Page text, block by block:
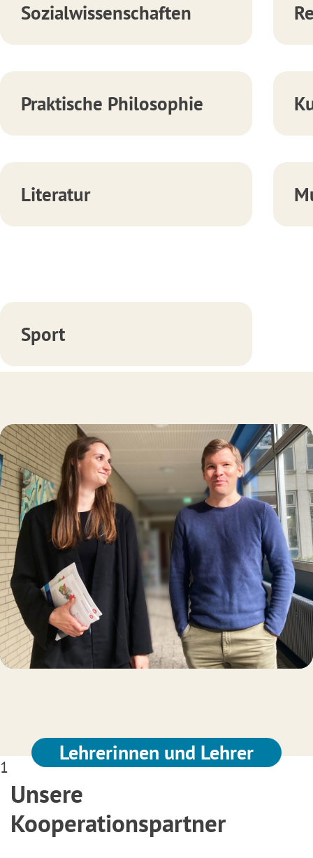
Sozialwissenschaften
Praktische Philosophie
Literatur
Sport
Lehrerinnen und Lehrer
1
Unsere
Kooperationspartner